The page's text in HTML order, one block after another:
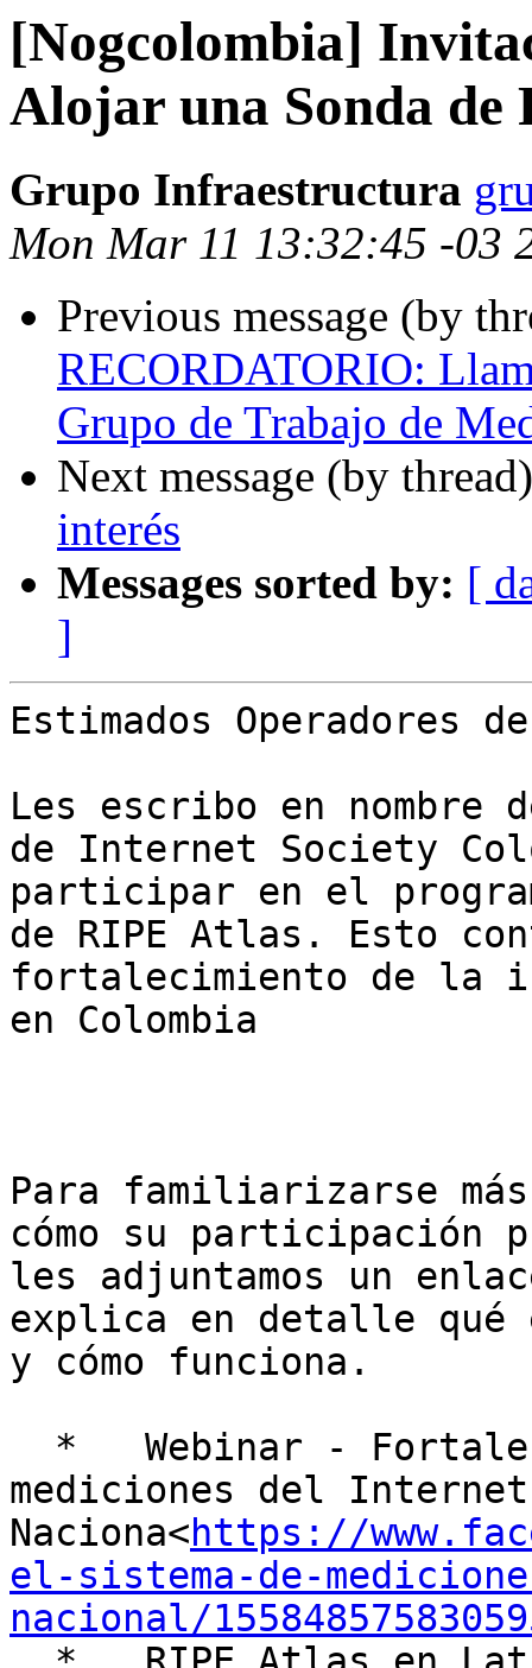
[Nogcolombia]
Alojar una Sonda de
Grupo Infraestructura
Mon Mar 11 13:32:45 -03
Previous message (by
RECORDATORIO:
Grupo de Trabajo de
Next message (by
interés
Messages sorted by: [
]
Estimados Operadores
Les escribo en nombre
de Internet Society
participar en el
de RIPE Atlas. Esto
fortalecimiento de la
en Colombia
Para familiarizarse
cómo su participación
les adjuntamos un
explica en detalle qué
y cómo funciona.
mediciones del Internet
Naciona<https://
el-sistema-de-
nacional/